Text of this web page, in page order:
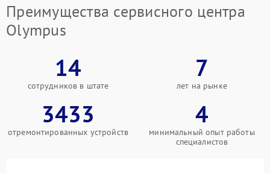
Преимущества сервисного центра
Olympus
14
сотрудников в штате
7
лет на рынке
3433
отремонтированных устройств
4
минимальный опыт работы
специалистов